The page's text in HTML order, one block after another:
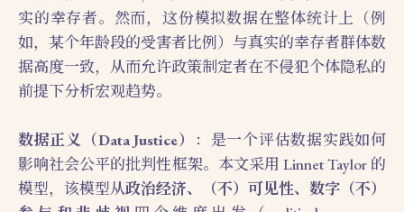
实的幸存者。然而，这份模拟数据在整体统计上（例
如，某个年龄段的受害者比例）与真实的幸存者群体数
据高度一致，从而允许政策制定者在不侵犯个体隐私的
前提下分析宏观趋势。
数据正义（Data Justice）
：是一个评估数据实践如何
影响社会公平的批判性框架。本文采用 Linnet Taylor 的
模型，该模型从政治经济、（不）可见性、数字（不）